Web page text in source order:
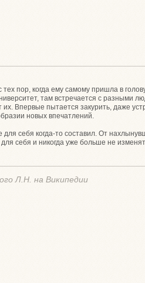
пор, когда ему самому пришла в
там встречается с разными
Впервые пытается закурить, даже
новых впечатлений.
себя когда-то составил. От
себя и никогда уже больше не
Л.Н. на Википедии